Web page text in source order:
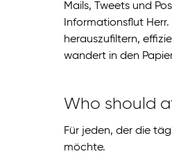
Mails, Tweets und
Informationsflut Herr.
herauszufiltern,
wandert in den
Who should
Für jeden, der die
möchte.